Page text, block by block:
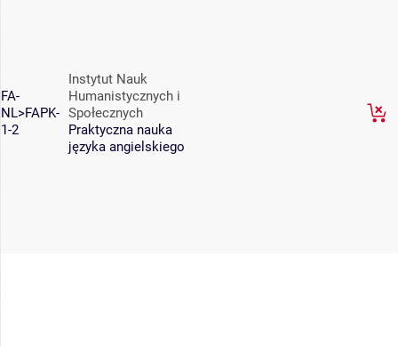
FA-
NL>FAPK-
1-2
Instytut Nauk
Humanistycznych i
Społecznych
Praktyczna nauka
języka angielskiego